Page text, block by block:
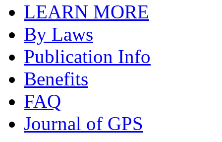
LEARN MORE
By Laws
Publication Info
Benefits
FAQ
Journal of GPS